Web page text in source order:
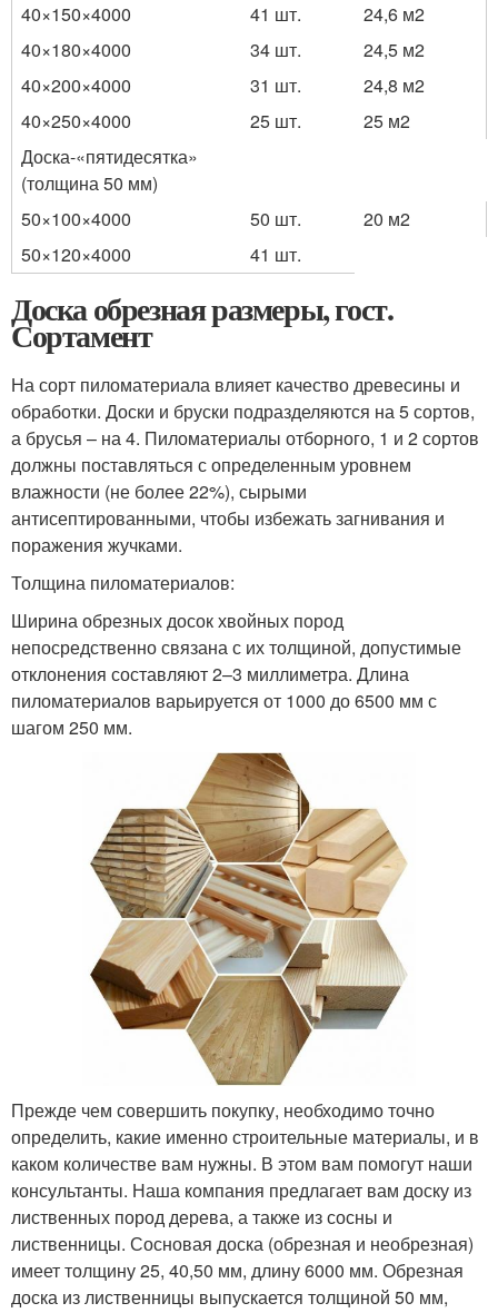
40×150×4000
41 шт. 24,6 м2
40×180×4000
34 шт. 24,5 м2
40×200×4000
31 шт. 24,8 м2
40×250×4000
25 шт. 25 м2
Доска-«пятидесятка»
(толщина 50 мм)
50×100×4000
50 шт. 20 м2
50×120×4000
41 шт.
Доска обрезная размеры, гост.
Сортамент
На сорт пиломатериала влияет качество древесины и
обработки. Доски и бруски подразделяются на 5 сортов,
а брусья – на 4. Пиломатериалы отборного, 1 и 2 сортов
должны поставляться с определенным уровнем
влажности (не более 22%), сырыми
антисептированными, чтобы избежать загнивания и
поражения жучками.
Толщина пиломатериалов:
Ширина обрезных досок хвойных пород
непосредственно связана с их толщиной, допустимые
отклонения составляют 2–3 миллиметра. Длина
пиломатериалов варьируется от 1000 до 6500 мм с
шагом 250 мм.
Прежде чем совершить покупку, необходимо точно
определить, какие именно строительные материалы, и в
каком количестве вам нужны. В этом вам помогут наши
консультанты. Наша компания предлагает вам доску из
лиственных пород дерева, а также из сосны и
лиственницы. Сосновая доска (обрезная и необрезная)
имеет толщину 25, 40,50 мм, длину 6000 мм. Обрезная
доска из лиственницы выпускается толщиной 50 мм,